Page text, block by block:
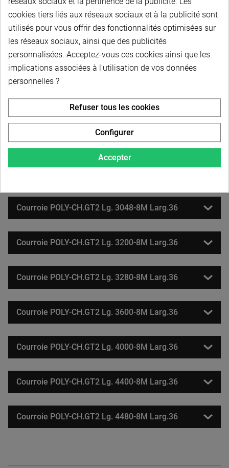
Courroie POLY-CH.GT2 Lg. 2400-8M Larg.36
Courroie POLY-CH.GT2 Lg. 2520-8M Larg.36
Courroie POLY-CH.GT2 Lg. 2600-8M Larg.36
Courroie POLY-CH.GT2 Lg. 2800-8M Larg.36
Courroie POLY-CH.GT2 Lg. 3048-8M Larg.36
Courroie POLY-CH.GT2 Lg. 3200-8M Larg.36
Courroie POLY-CH.GT2 Lg. 3280-8M Larg.36
Courroie POLY-CH.GT2 Lg. 3600-8M Larg.36
Courroie POLY-CH.GT2 Lg. 4000-8M Larg.36
Courroie POLY-CH.GT2 Lg. 4400-8M Larg.36
Courroie POLY-CH.GT2 Lg. 4480-8M Larg.36
cookies tiers liés aux réseaux sociaux et à la publicité sont
utilisés pour vous offrir des fonctionnalités optimisées sur
les réseaux sociaux, ainsi que des publicités
personnalisées. Acceptez-vous ces cookies ainsi que les
implications associées à l'utilisation de vos données
personnelles ?
Accepter
Refuser tous les cookies
Configurer